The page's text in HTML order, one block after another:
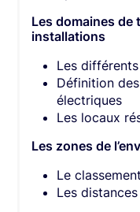
Les domaines de
installations
Les
Définition
électriques
Les locaux
Les zones de
Le
Les